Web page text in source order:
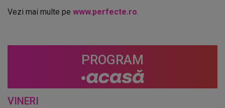
Vezi mai multe pe www.perfecte.ro.
PROGRAM
VINERI